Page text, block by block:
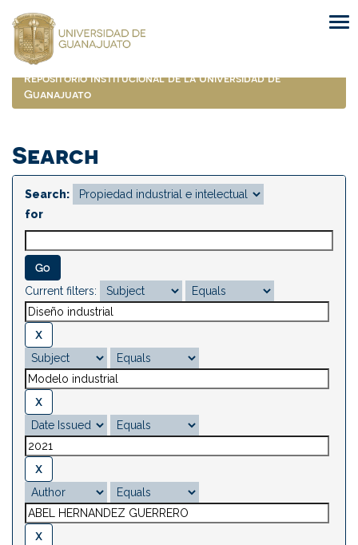
navigation
Repositorio Institucional de la Universidad de
Guanajuato
Search
Search:
for
Current filters: